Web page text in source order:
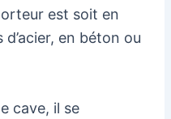
est soit en
en béton ou
cave, il se